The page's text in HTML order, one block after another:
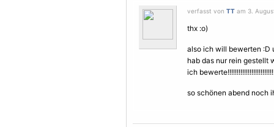
verfasst von TT am 3.
thx :o)
also ich will bewerten :D
hab das nur rein gestellt
ich
so schönen abend noch